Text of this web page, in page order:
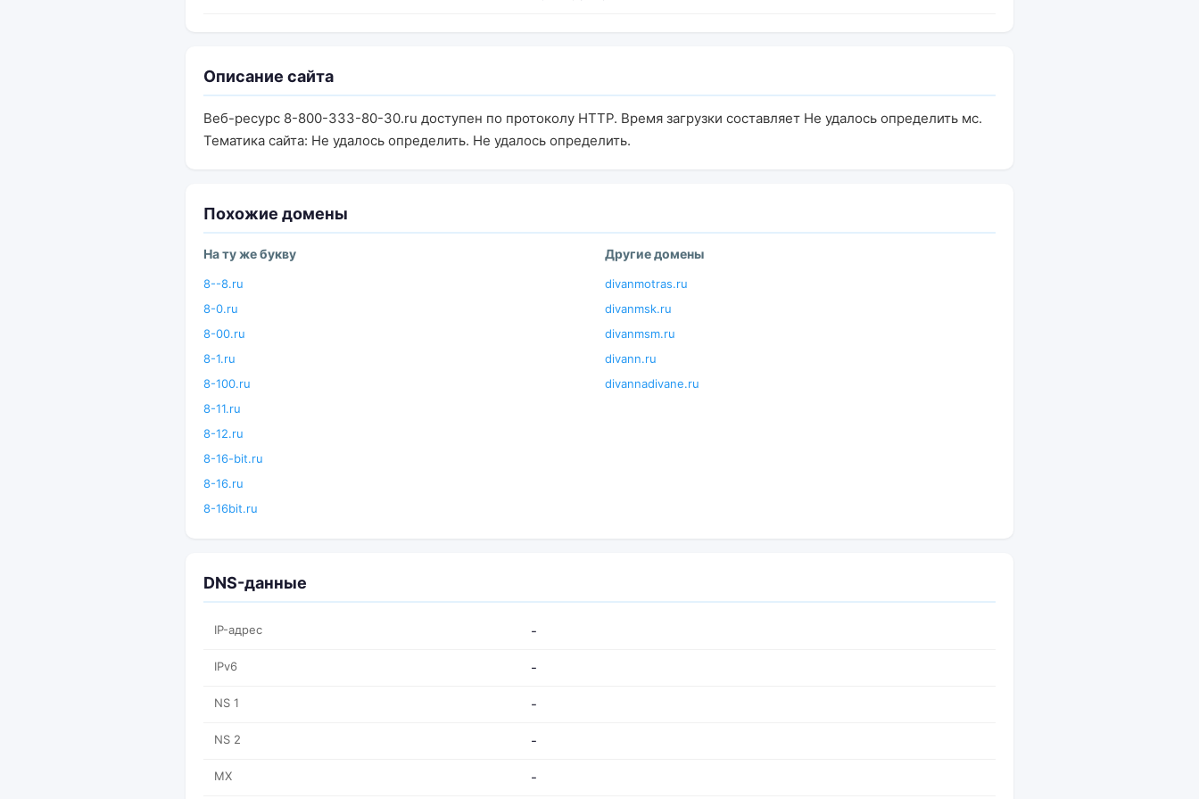
Описание сайта
Веб-ресурс 8-800-333-80-30.ru доступен по протоколу HTTP. Время загрузки составляет Не удалось определить мс.
Тематика сайта: Не удалось определить. Не удалось определить.
Похожие домены
На ту же букву
8--8.ru
8-0.ru
8-00.ru
8-1.ru
8-100.ru
8-11.ru
8-12.ru
8-16-bit.ru
8-16.ru
8-16bit.ru
Другие домены
divanmotras.ru
divanmsk.ru
divanmsm.ru
divann.ru
divannadivane.ru
DNS-данные
IP-адрес -
IPv6 -
NS 1 -
NS 2 -
MX -